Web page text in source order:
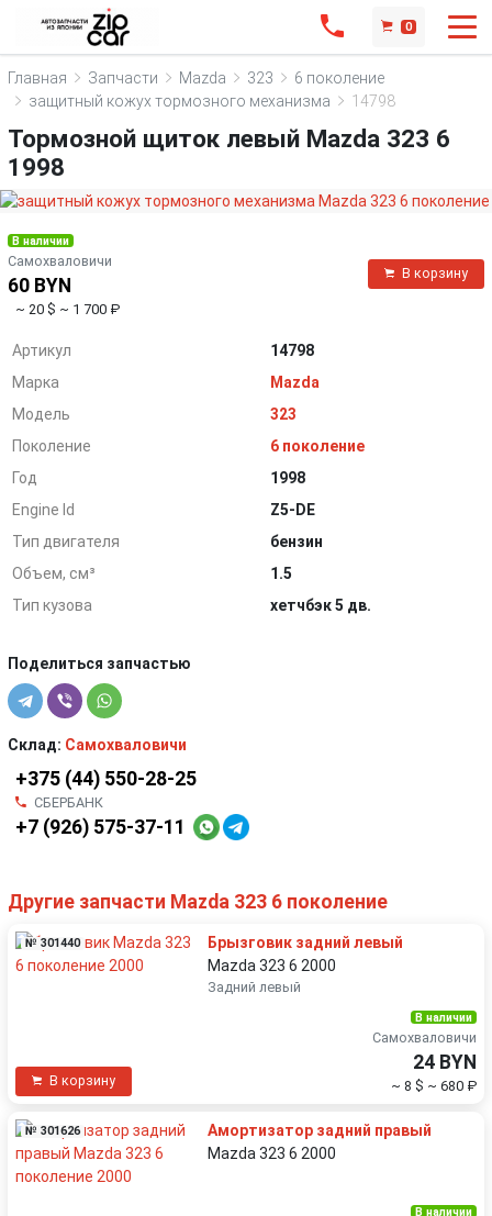
0
Главная Запчасти Mazda 323
6 поколение
защитный кожух тормозного механизма
14798
Тормозной щиток левый Mazda 323 6
1998
В наличии
Самохваловичи
60 BYN
~ 20 $ ~ 1 700 ₽
В корзину
Артикул
14798
Марка
Mazda
Модель
323
Поколение
6 поколение
Год
1998
Engine Id
Z5-DE
Тип двигателя
бензин
Объем, см³
1.5
Тип кузова
хетчбэк 5 дв.
Поделиться запчастью
Склад: Самохваловичи
+375 (44) 550-28-25
СБЕРБАНК
+7 (926) 575-37-11
Другие запчасти Mazda 323 6 поколение
№ 301440
Брызговик задний левый
Mazda 323 6 2000
Задний левый
В корзину
В наличии
Самохваловичи
24 BYN
~ 8 $ ~ 680 ₽
№ 301626
Амортизатор задний правый
Mazda 323 6 2000
В наличии